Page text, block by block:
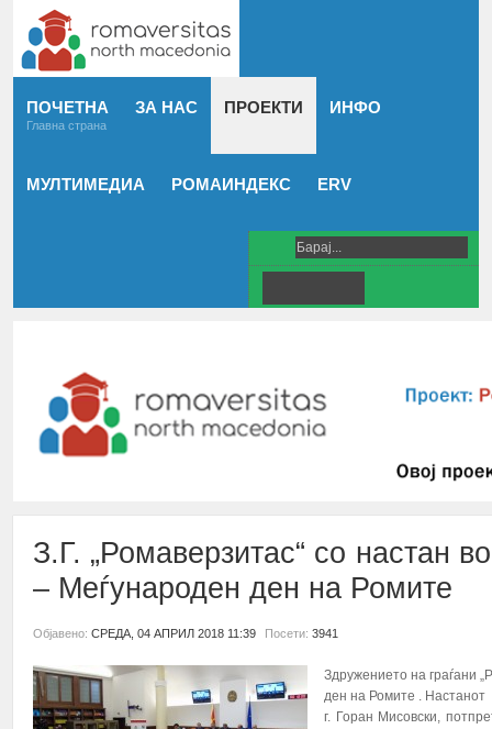
ПОЧЕТНА
Главна страна
ЗА НАС ПРОЕКТИ ИНФО
МУЛТИМЕДИА РОМАИНДЕКС ERV
З.Г. „Ромаверзитас“ со настан
– Меѓународен ден на Ромите
Објавено: СРЕДА, 04 АПРИЛ 2018 11:39 Посети: 3941
Здружението на граѓани
ден на Ромите . Настанот
г. Горан Мисовски,